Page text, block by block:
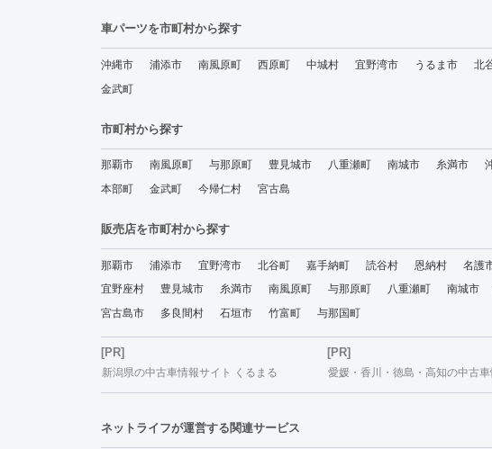
車パーツを市町村から探す
沖縄市 浦添市 南風原町 西原町 中城村 宜野湾市 うるま市 北
金武町
市町村から探す
那覇市 南風原町 与那原町 豊見城市 八重瀬町 南城市 糸満市
本部町
金武町 今帰仁村 宮古島
販売店を市町村から探す
那覇市 浦添市 宜野湾市 北谷町 嘉手納町 読谷村 恩納村 名護
宜野座村
豊見城市 糸満市 南風原町 与那原町 八重瀬町 南城市
宮古島市
多良間村 石垣市 竹富町 与那国町
[PR]
新潟県の中古車情報サイト くるまる
[PR]
愛媛・香川・徳島・高知の中古
ネットライフが運営する関連サービス